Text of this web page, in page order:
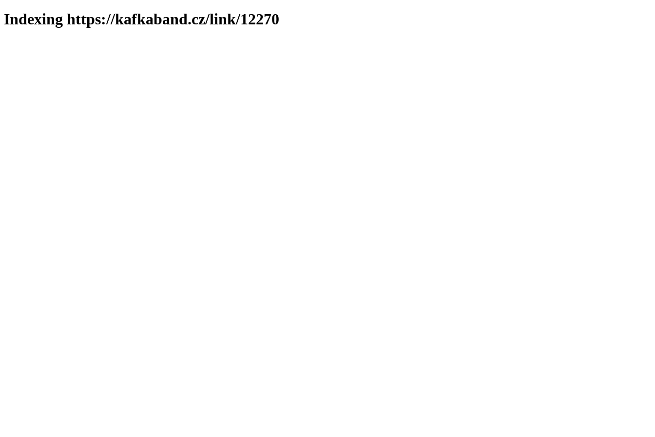
Indexing https://kafkaband.cz/link/12270